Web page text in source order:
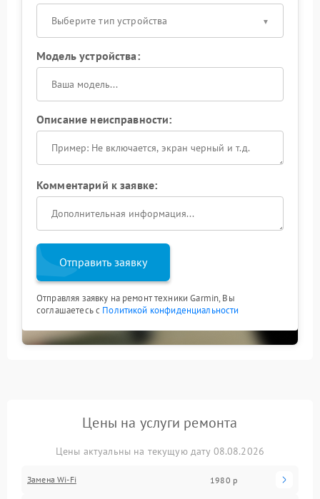
Выберите тип устройства
Модель устройства:
Описание неисправности:
Комментарий к заявке:
Отправить заявку
Отправляя заявку на ремонт техники Garmin, Вы
соглашаетесь с Политикой конфиденциальности
Цены на услуги ремонта
Цены актуальны на текущую дату 08.08.2026
Замена Wi-Fi 1980 р